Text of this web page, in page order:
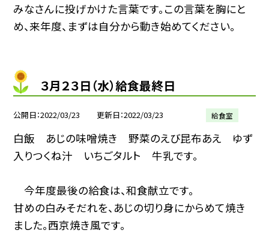
みなさんに投げかけた言葉です。この言葉を胸にと
め、来年度、まずは自分から動き始めてください。
３月２３日（水）給食最終日
公開日 2022/03/23 更新日 2022/03/23 給食室
白飯 あじの味噌焼き 野菜のえび昆布あえ ゆず
入りつくね汁 いちごタルト 牛乳です。
今年度最後の給食は、和食献立です。
甘めの白みそだれを、あじの切り身にからめて焼き
ました。西京焼き風です。